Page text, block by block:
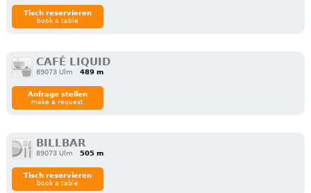
Tisch reservieren
book a table
CAFÉ LIQUID
89073 Ulm 489 m
Anfrage stellen
make a request
BILLBAR
89073 Ulm 505 m
Tisch reservieren
book a table